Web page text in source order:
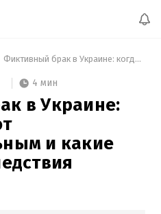
Фиктивный брак в Украине: когда признают недействительным и какие это имеет последствия
4 мин
в Украине:
и какие